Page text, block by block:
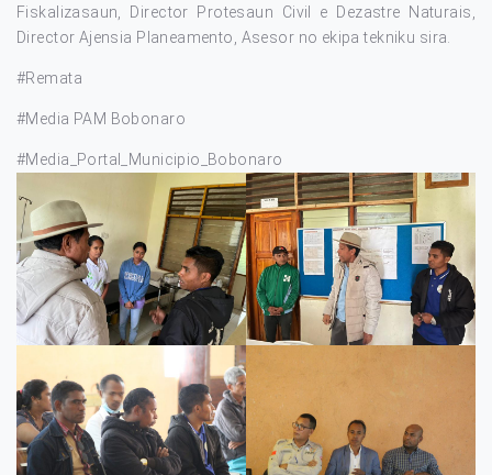
Fiskalizasaun, Director Protesaun Civil e Dezastre Naturais,
Director Ajensia Planeamento, Asesor no ekipa tekniku sira.
#Remata
#Media PAM Bobonaro
#Media_Portal_Municipio_Bobonaro